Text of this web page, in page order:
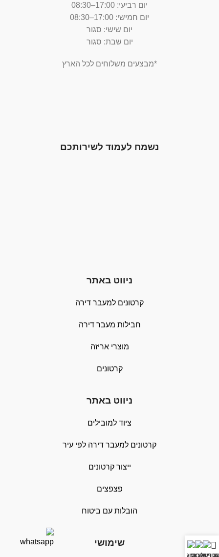
יום רביעי: 17:00–08:30
יום חמישי: 17:00–08:30
יום שישי: סגור
יום שבת: סגור
*מבצעים משלוחים לכל הארץ
נשמח לעמוד לשירותכם
ניווט באתר
קרטונים למעבר דירה
חבילות מעבר דירה
מוצרי אריזה
קרטונים
ניווט באתר
ציוד למובילים
קרטונים למעבר דירה לפי עיר
ייצור קרטונים
פצפצים
הובלות עם ביטוח
שימושי
שלי
הקרוב
וואצאפ
חיוג